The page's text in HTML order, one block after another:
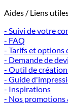
Aides / Liens
- Suivi de votre
- FAQ
- Tarifs et options
- Demande de
- Outil de
- Guide
- Inspirations
- Nos promotions